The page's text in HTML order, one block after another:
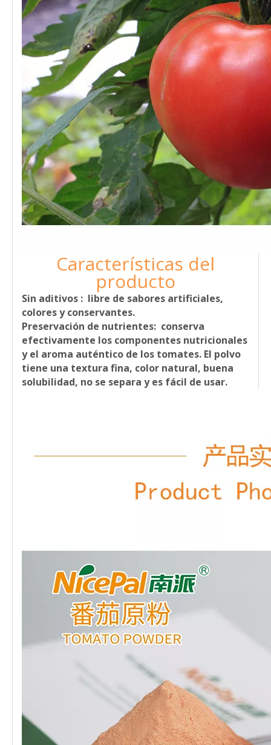
Características del
producto
Sin aditivos : libre de sabores artificiales,
colores y conservantes.
Preservación de nutrientes: conserva
efectivamente los componentes nutricionales
y el aroma auténtico de los tomates. El polvo
tiene una textura fina, color natural, buena
solubilidad, no se separa y es fácil de usar.